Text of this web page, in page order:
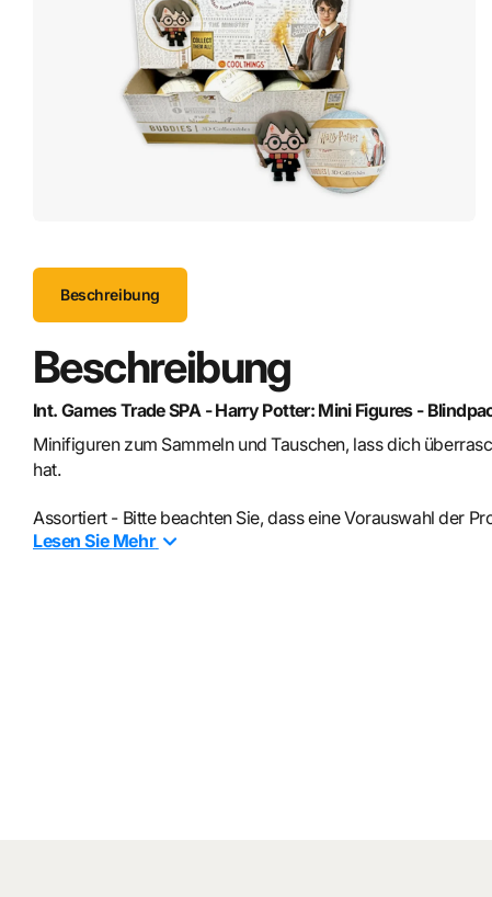
Beschreibung
Beschreibung
Int. Games Trade SPA - Harry Potter: Mini Figures -
Minifiguren zum Sammeln und Tauschen, lass dich
hat.
Assortiert - Bitte beachten Sie, dass eine Vorauswahl der
Lesen Sie Mehr